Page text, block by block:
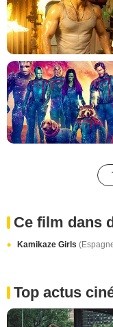
Ce film dans
Kamikaze Girls
Top actus